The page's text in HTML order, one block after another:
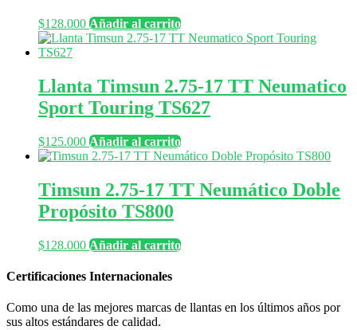
$128.000 Añadir al carrito
Llanta Timsun 2.75-17 TT Neumatico
Sport Touring TS627
$125.000 Añadir al carrito
Timsun 2.75-17 TT Neumático Doble
Propósito TS800
$128.000 Añadir al carrito
Certificaciones Internacionales
Como una de las mejores marcas de llantas en los últimos años por
sus altos estándares de calidad.